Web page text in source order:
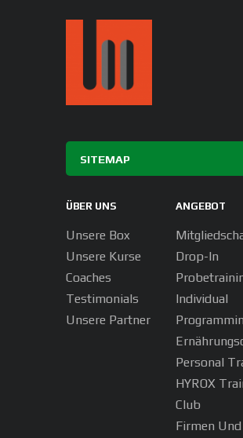
SITEMAP
ÜBER UNS
Unsere Box
Unsere Kurse
Coaches
Testimonials
Unsere Partner
ANGEBOT
Drop-In
Individual
Personal
HYROX
Club
Firmen Und